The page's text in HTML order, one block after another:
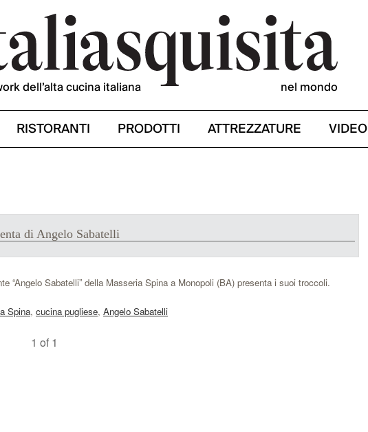
dell’alta cucina italiana nel mondo
RISTORANTI PRODOTTI ATTREZZATURE VIDEO
di Angelo Sabatelli
“Angelo Sabatelli” della Masseria Spina a Monopoli (BA) presenta i suoi troccoli.
Spina, cucina pugliese, Angelo Sabatelli
1 of 1